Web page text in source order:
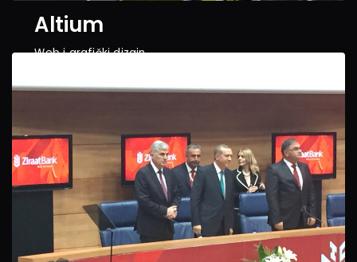
Altium
Web i grafički dizajn